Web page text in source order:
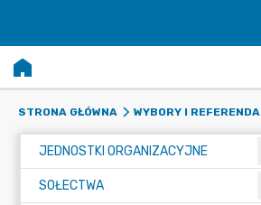
STRONA GŁÓWNA WYBORY I REFERENDA
JEDNOSTKI ORGANIZACYJNE
SOŁECTWA